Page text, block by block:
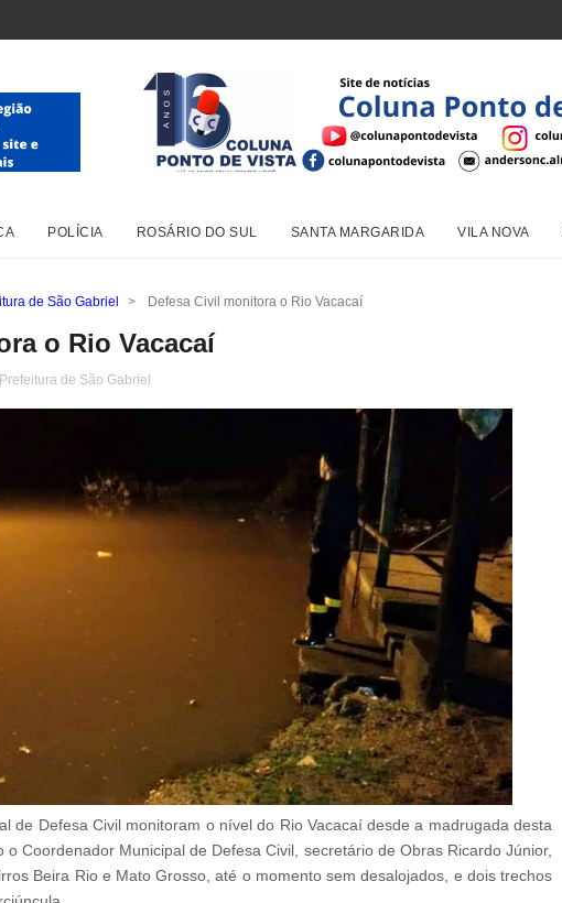
POLÍCIA ROSÁRIO DO SUL SANTA MARGARIDA VILA NOVA
de São Gabriel > Defesa Civil monitora o Rio Vacacaí
o Rio Vacacaí
Prefeitura de São Gabriel
de Defesa Civil monitoram o nível do Rio Vacacaí desde a madrugada desta
Coordenador Municipal de Defesa Civil, secretário de Obras Ricardo Júnior,
Beira Rio e Mato Grosso, até o momento sem desalojados, e dois trechos